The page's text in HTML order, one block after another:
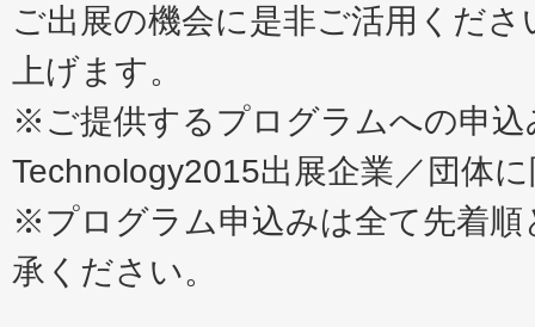
ご出展の機会に是非ご活用くだ
上げます。
※ご提供するプログラムへの申込
Technology2015出展企業／団体
※プログラム申込みは全て先着順
承ください。